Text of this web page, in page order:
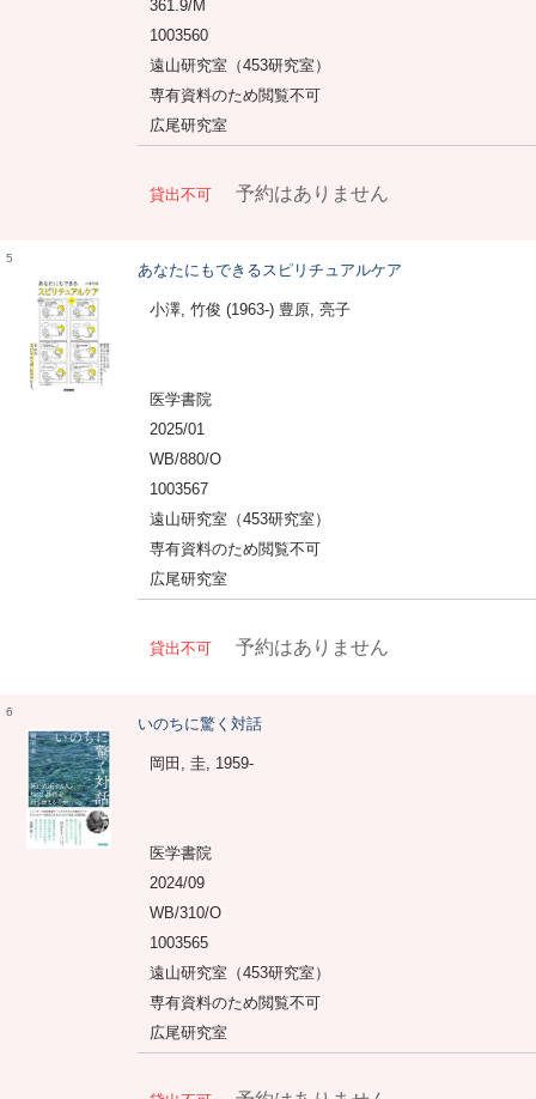
361.9/M
1003560
遠山研究室（453研究室）
専有資料のため閲覧不可
広尾研究室
貸出不可 予約はありません
5
あなたにもできるスピリチュアルケア
小澤, 竹俊 (1963-) 豊原, 亮子
医学書院
2025/01
WB/880/O
1003567
遠山研究室（453研究室）
専有資料のため閲覧不可
広尾研究室
貸出不可 予約はありません
6
いのちに驚く対話
岡田, 圭, 1959-
医学書院
2024/09
WB/310/O
1003565
遠山研究室（453研究室）
専有資料のため閲覧不可
広尾研究室